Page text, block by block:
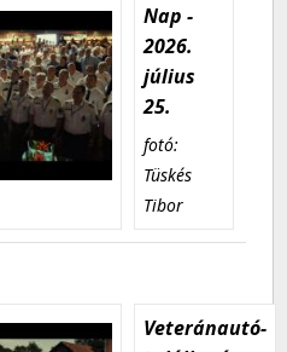
Nap -
2026.
július
25.
fotó:
Tüskés
Tibor
Veteránautó-